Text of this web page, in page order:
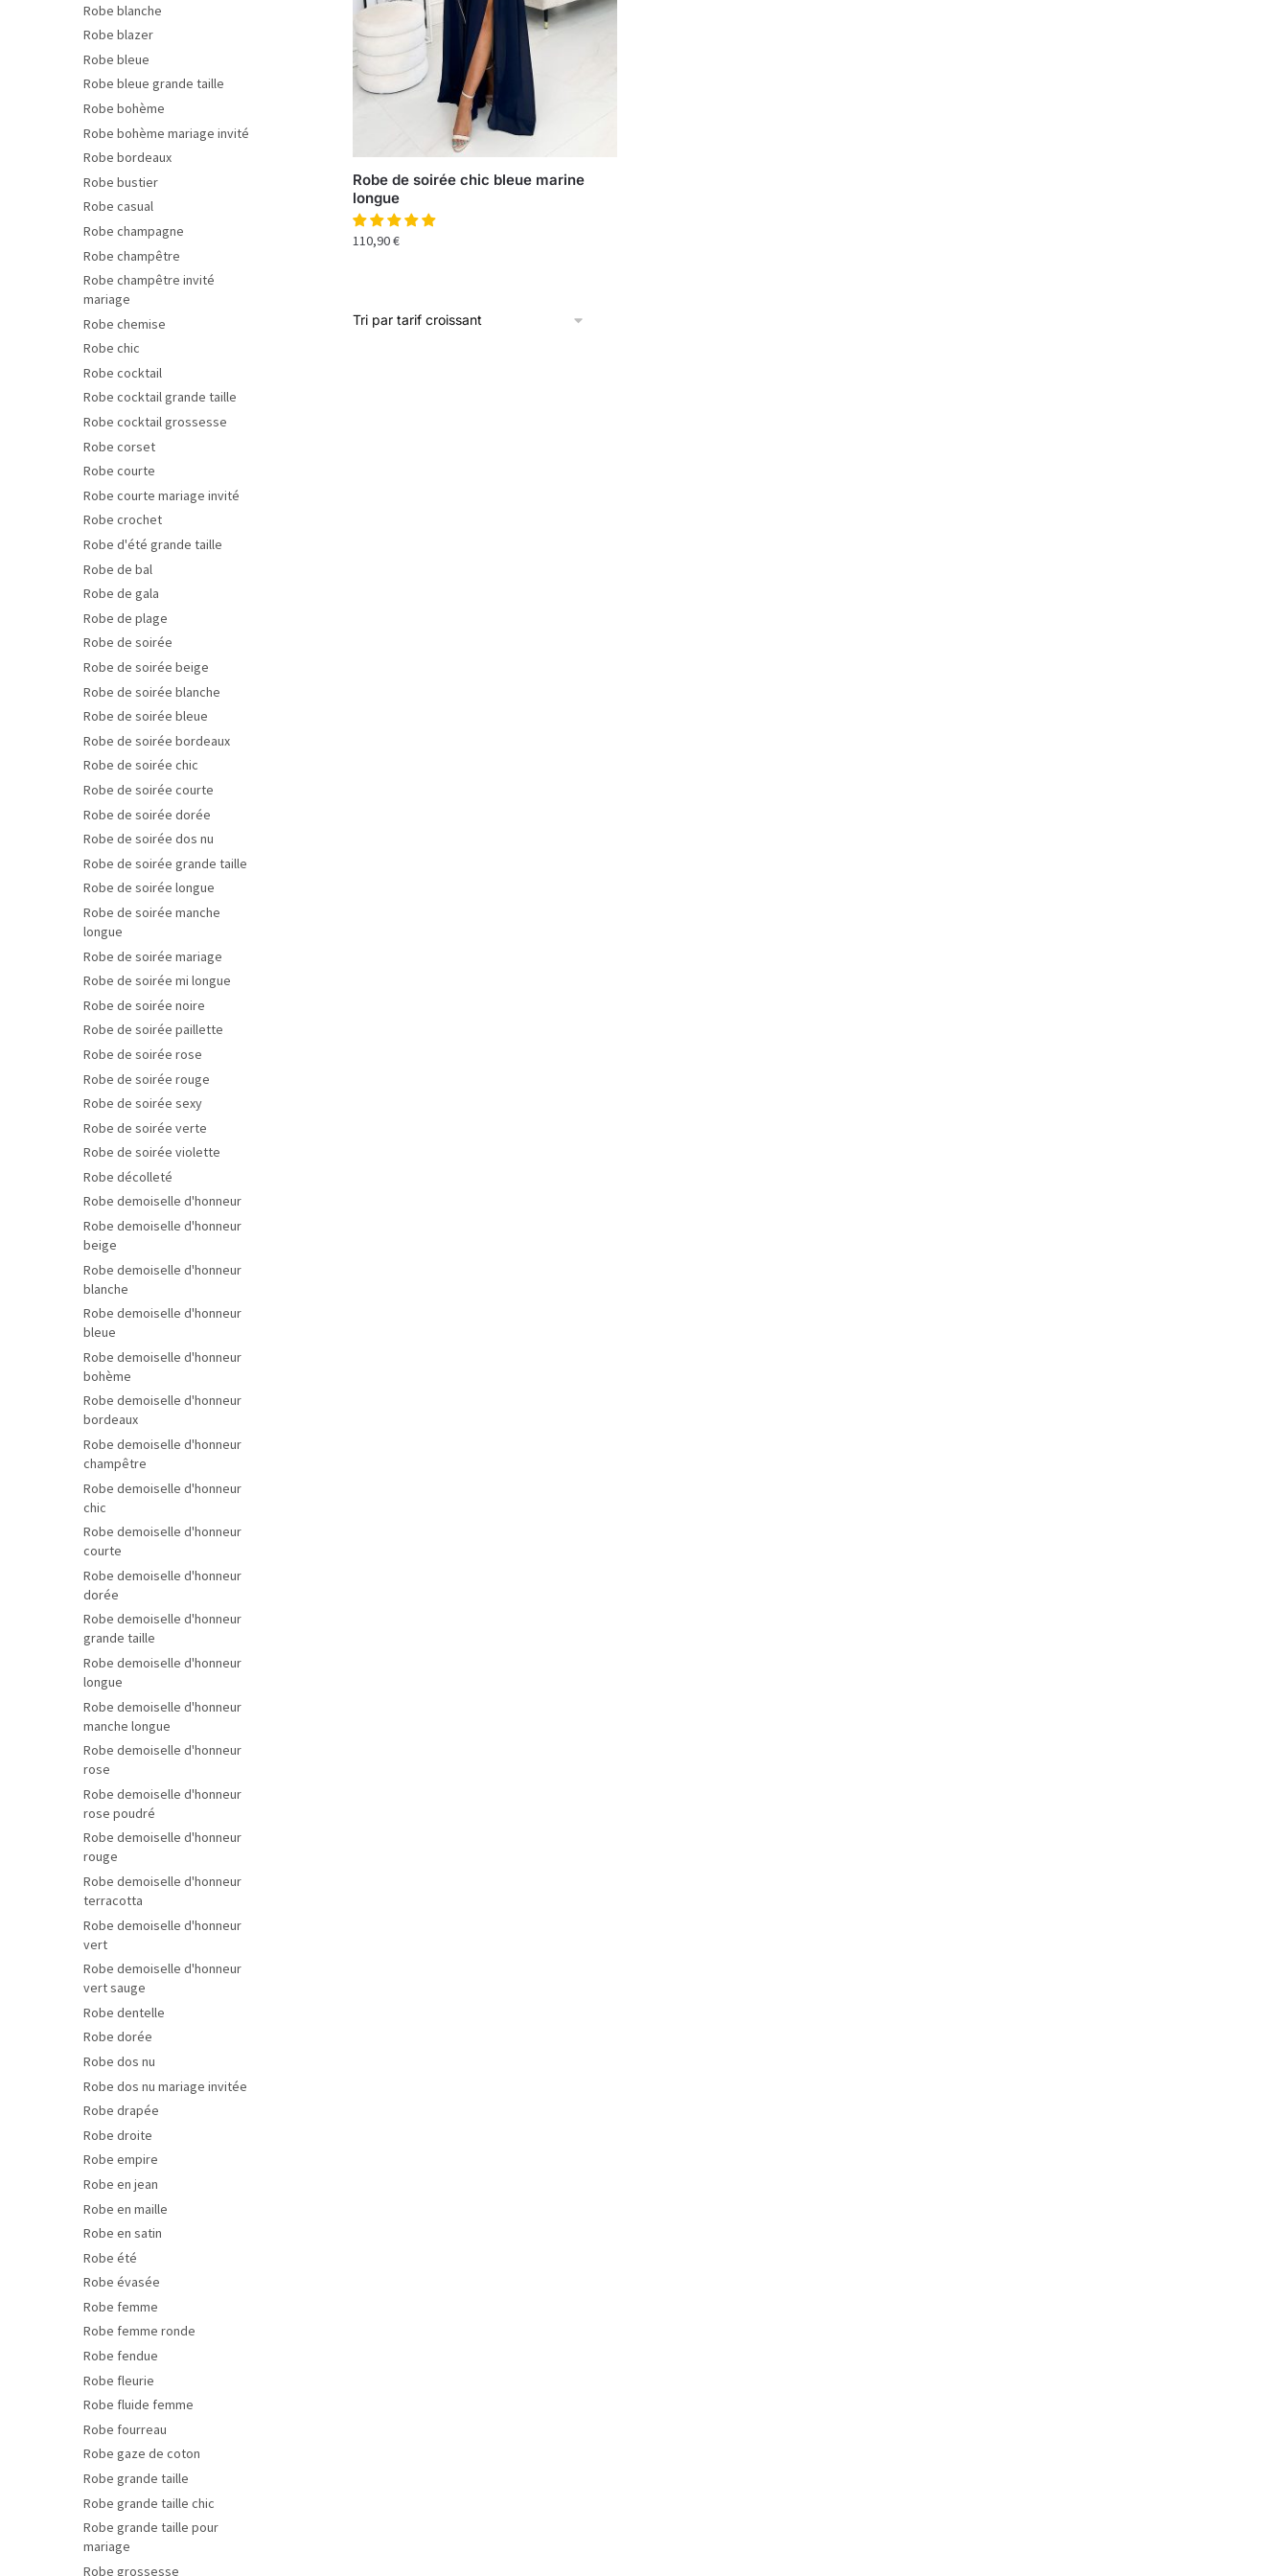
Robe de soirée chic bleue marine
longue
110,90€
Robe blanche
Robe blazer
Robe bleue
Robe bleue grande taille
Robe bohème
Robe bohème mariage invité
Robe bordeaux
Robe bustier
Robe casual
Robe champagne
Robe champêtre
Robe champêtre invité
mariage
Robe chemise
Robe chic
Robe cocktail
Robe cocktail grande taille
Robe cocktail grossesse
Robe corset
Robe courte
Robe courte mariage invité
Robe crochet
Robe d'été grande taille
Robe de bal
Robe de gala
Robe de plage
Robe de soirée
Robe de soirée beige
Robe de soirée blanche
Robe de soirée bleue
Robe de soirée bordeaux
Robe de soirée chic
Robe de soirée courte
Robe de soirée dorée
Robe de soirée dos nu
Robe de soirée grande taille
Robe de soirée longue
Robe de soirée manche
longue
Robe de soirée mariage
Robe de soirée mi longue
Robe de soirée noire
Robe de soirée paillette
Robe de soirée rose
Robe de soirée rouge
Robe de soirée sexy
Robe de soirée verte
Robe de soirée violette
Robe décolleté
Robe demoiselle d'honneur
Robe demoiselle d'honneur
beige
Robe demoiselle d'honneur
blanche
Robe demoiselle d'honneur
bleue
Robe demoiselle d'honneur
bohème
Robe demoiselle d'honneur
bordeaux
Robe demoiselle d'honneur
champêtre
Robe demoiselle d'honneur
chic
Robe demoiselle d'honneur
courte
Robe demoiselle d'honneur
dorée
Robe demoiselle d'honneur
grande taille
Robe demoiselle d'honneur
longue
Robe demoiselle d'honneur
manche longue
Robe demoiselle d'honneur
rose
Robe demoiselle d'honneur
rose poudré
Robe demoiselle d'honneur
rouge
Robe demoiselle d'honneur
terracotta
Robe demoiselle d'honneur
vert
Robe demoiselle d'honneur
vert sauge
Robe dentelle
Robe dorée
Robe dos nu
Robe dos nu mariage invitée
Robe drapée
Robe droite
Robe empire
Robe en jean
Robe en maille
Robe en satin
Robe été
Robe évasée
Robe femme
Robe femme ronde
Robe fendue
Robe fleurie
Robe fluide femme
Robe fourreau
Robe gaze de coton
Robe grande taille
Robe grande taille chic
Robe grande taille pour
mariage
Robe grossesse